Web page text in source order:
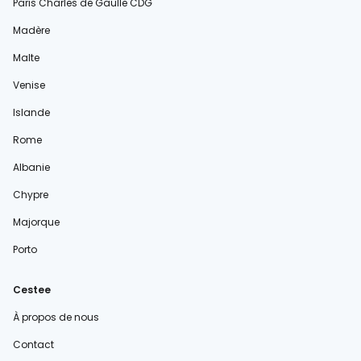
Paris Charles de Gaulle CDG
Madère
Malte
Venise
Islande
Rome
Albanie
Chypre
Majorque
Porto
Cestee
À propos de nous
Contact